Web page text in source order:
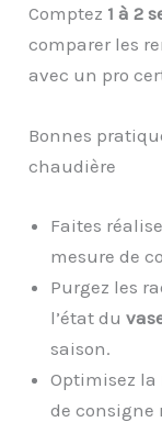
Comptez 1 à 2
comparer les
avec un pro
Bonnes
chaudière
Faites
mesure de
Purgez les
l’état du
saison.
Optimisez la
de consigne